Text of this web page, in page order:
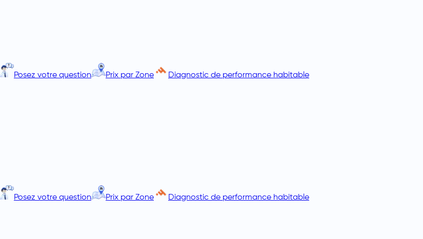
Posez votre question Prix par Zone Diagnostic de performance habitable
Posez votre question Prix par Zone
Diagnostic de performance habitable